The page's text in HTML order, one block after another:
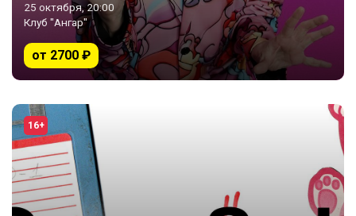
25 октября, 20:00
Клуб "Ангар"
от 2700 ₽
16+